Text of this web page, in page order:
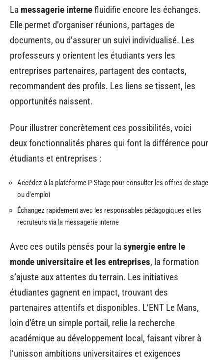
La messagerie internefluidifie encore les échanges.
Elle permet d’organiser réunions, partages de
documents, ou d’assurer un suivi individualisé. Les
professeurs y orientent les étudiants vers les
entreprises partenaires, partagent des contacts,
recommandent des profils. Les liens se tissent, les
opportunités naissent.
Pour illustrer concrètement ces possibilités, voici
deux fonctionnalités phares qui font la différence pour
étudiants et entreprises :
Accédez à la plateforme P-Stage pour consulter les offres de stage
ou d’emploi
Échangez rapidement avec les responsables pédagogiques et les
recruteurs via la messagerie interne
Avec ces outils pensés pour la synergie entre le
monde universitaire et les entreprises, la formation
s’ajuste aux attentes du terrain. Les initiatives
étudiantes gagnent en impact, trouvant des
partenaires attentifs et disponibles. L’ENT Le Mans,
loin d’être un simple portail, relie la recherche
académique au développement local, faisant vibrer à
l’unisson ambitions universitaires et exigences